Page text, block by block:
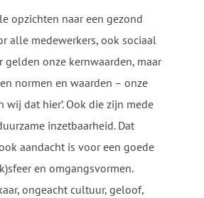
opzichten naar een gezond
alle medewerkers, ook sociaal
gelden onze kernwaarden, maar
normen en waarden – onze
wij dat hier’. Ook die zijn mede
inzetbaarheid. Dat
aandacht is voor een goede
en omgangsvormen.
ongeacht cultuur, geloof,